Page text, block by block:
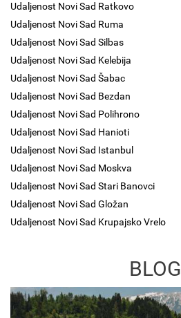
Udaljenost Novi Sad Ratkovo
Udaljenost Novi Sad Ruma
Udaljenost Novi Sad Silbas
Udaljenost Novi Sad Kelebija
Udaljenost Novi Sad Šabac
Udaljenost Novi Sad Bezdan
Udaljenost Novi Sad Polihrono
Udaljenost Novi Sad Hanioti
Udaljenost Novi Sad Istanbul
Udaljenost Novi Sad Moskva
Udaljenost Novi Sad Stari Banovci
Udaljenost Novi Sad Gložan
Udaljenost Novi Sad Krupajsko Vrelo
BLOG